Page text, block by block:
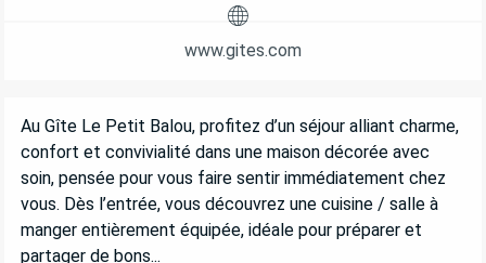
www.gites.com
DESCRIPTION
Au Gîte Le Petit Balou, profitez d’un séjour alliant charme,
confort et convivialité dans une maison décorée avec
soin, pensée pour vous faire sentir immédiatement chez
vous. Dès l’entrée, vous découvrez une cuisine / salle à
manger entièrement équipée, idéale pour préparer et
partager de bons...